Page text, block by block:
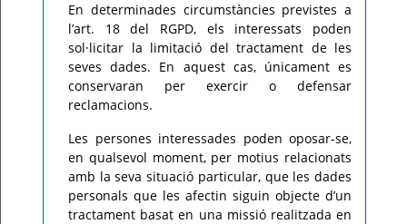
En determinades circumstàncies previstes a
l’art. 18 del RGPD, els interessats poden
sol·licitar la limitació del tractament de les
seves dades. En aquest cas, únicament es
conservaran per exercir o defensar
reclamacions.
Les persones interessades poden oposar-se,
en qualsevol moment, per motius relacionats
amb la seva situació particular, que les dades
personals que les afectin siguin objecte d’un
tractament basat en una missió realitzada en